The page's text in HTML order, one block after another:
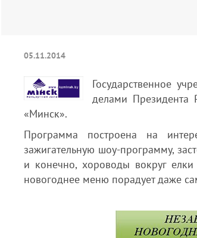
05.11.2014
Государственное
делами Президента
«Минск».
Программа построена на
зажигательную шоу-программу,
и конечно, хороводы вокруг
новогоднее меню порадует даже